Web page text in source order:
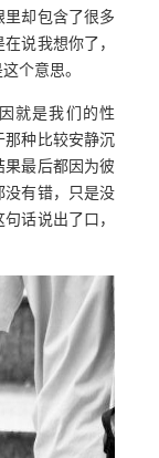
里却包含了很多
说我想你了，
个意思。
就是我们的性
那种比较安静沉
最后都因为彼
没有错，只是没
话说出了口，